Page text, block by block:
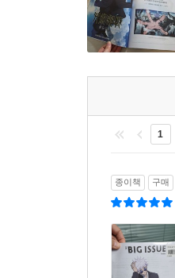
1
종이책 구매